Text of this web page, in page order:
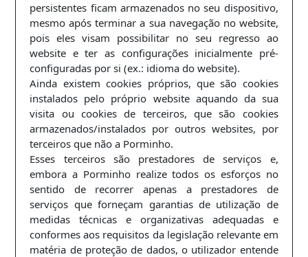
persistentes ficam armazenados no seu dispositivo,
mesmo após terminar a sua navegação no website,
pois eles visam possibilitar no seu regresso ao
website e ter as configurações inicialmente pré-
configuradas por si (ex.: idioma do website).
Ainda existem cookies próprios, que são cookies
instalados pelo próprio website aquando da sua
visita ou cookies de terceiros, que são cookies
armazenados/instalados por outros websites, por
terceiros que não a Porminho.
Esses terceiros são prestadores de serviços e,
embora a Porminho realize todos os esforços no
sentido de recorrer apenas a prestadores de
serviços que forneçam garantias de utilização de
medidas técnicas e organizativas adequadas e
conformes aos requisitos da legislação relevante em
matéria de proteção de dados, o utilizador entende